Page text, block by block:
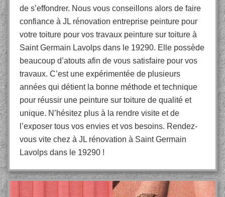
de s’effondrer. Nous vous conseillons alors de faire
confiance à JL rénovation entreprise peinture pour
votre toiture pour vos travaux peinture sur toiture à
Saint Germain Lavolps dans le 19290. Elle possède
beaucoup d’atouts afin de vous satisfaire pour vos
travaux. C’est une expérimentée de plusieurs
années qui détient la bonne méthode et technique
pour réussir une peinture sur toiture de qualité et
unique. N’hésitez plus à la rendre visite et de
l’exposer tous vos envies et vos besoins. Rendez-
vous vite chez à JL rénovation à Saint Germain
Lavolps dans le 19290 !